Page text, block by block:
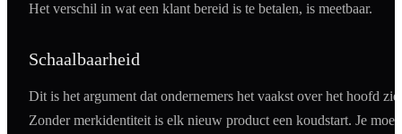
Het verschil in wat een klant bereid is te betalen, is meetbaar.
Schaalbaarheid
Dit is het argument dat ondernemers het vaakst over het hoofd
Zonder merkidentiteit is elk nieuw product een koudstart. Je moet